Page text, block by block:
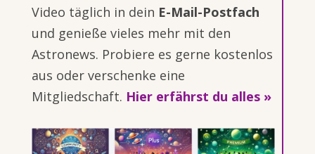
Video täglich in dein E-Mail-Postfach
und genieße vieles mehr mit den
Astronews. Probiere es gerne kostenlos
aus oder verschenke eine
Mitgliedschaft. Hier erfährst du alles »